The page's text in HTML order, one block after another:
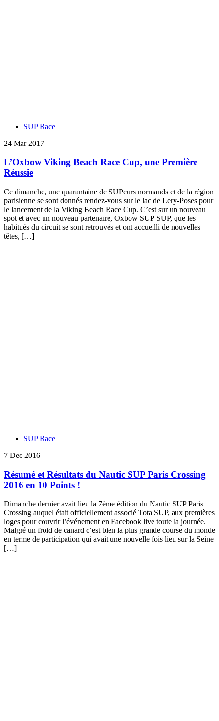
SUP Race
24 Mar 2017
L’Oxbow Viking Beach Race Cup, une Première
Réussie
Ce dimanche, une quarantaine de SUPeurs normands et de la région
parisienne se sont donnés rendez-vous sur le lac de Lery-Poses pour
le lancement de la Viking Beach Race Cup. C’est sur un nouveau
spot et avec un nouveau partenaire, Oxbow SUP SUP, que les
habitués du circuit se sont retrouvés et ont accueilli de nouvelles
têtes, […]
SUP Race
7 Dec 2016
Résumé et Résultats du Nautic SUP Paris Crossing
2016 en 10 Points !
Dimanche dernier avait lieu la 7ème édition du Nautic SUP Paris
Crossing auquel était officiellement associé TotalSUP, aux premières
loges pour couvrir l’événement en Facebook live toute la journée.
Malgré un froid de canard c’est bien la plus grande course du monde
en terme de participation qui avait une nouvelle fois lieu sur la Seine
[…]